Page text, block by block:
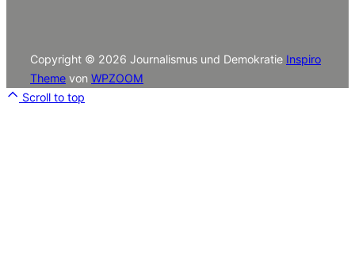
Copyright © 2026 Journalismus und Demokratie Inspiro
Theme von WPZOOM
Scroll to top